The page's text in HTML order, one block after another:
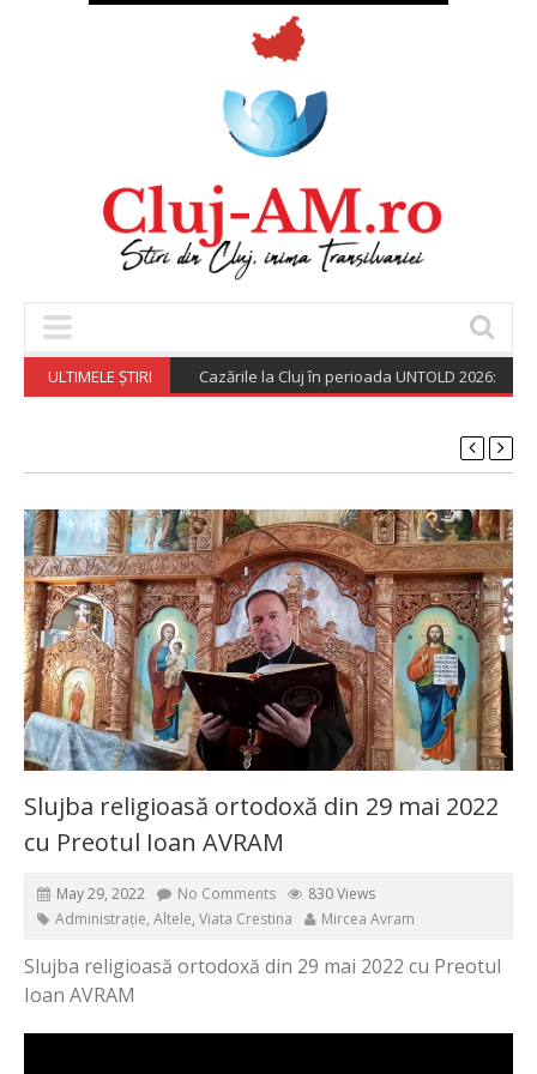
ULTIMELE ȘTIRI Cazările la Cluj în perioada UNTOLD 2026: o
Slujba religioasă ortodoxă din 29 mai 2022
cu Preotul Ioan AVRAM
May 29, 2022 No Comments
830 Views
Administrație, Altele, Viata Crestina Mircea Avram
Slujba religioasă ortodoxă din 29 mai 2022 cu Preotul
Ioan AVRAM